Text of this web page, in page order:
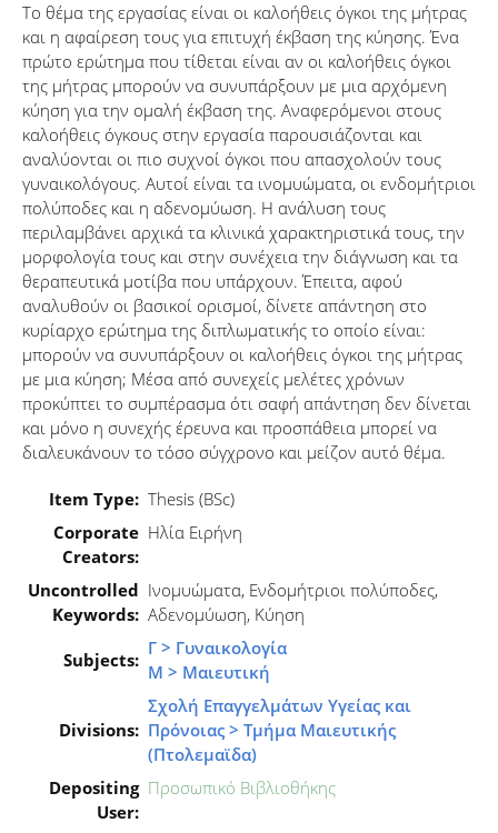
Το θέμα της εργασίας είναι οι καλοήθεις όγκοι της μήτρας
και η αφαίρεση τους για επιτυχή έκβαση της κύησης. Ένα
πρώτο ερώτημα που τίθεται είναι αν οι καλοήθεις όγκοι
της μήτρας μπορούν να συνυπάρξουν με μια αρχόμενη
κύηση για την ομαλή έκβαση της. Αναφερόμενοι στους
καλοήθεις όγκους στην εργασία παρουσιάζονται και
αναλύονται οι πιο συχνοί όγκοι που απασχολούν τους
γυναικολόγους. Αυτοί είναι τα ινομυώματα, οι ενδομήτριοι
πολύποδες και η αδενομύωση. Η ανάλυση τους
περιλαμβάνει αρχικά τα κλινικά χαρακτηριστικά τους, την
μορφολογία τους και στην συνέχεια την διάγνωση και τα
θεραπευτικά μοτίβα που υπάρχουν. Έπειτα, αφού
αναλυθούν οι βασικοί ορισμοί, δίνετε απάντηση στο
κυρίαρχο ερώτημα της διπλωματικής το οποίο είναι:
μπορούν να συνυπάρξουν οι καλοήθεις όγκοι της μήτρας
με μια κύηση; Μέσα από συνεχείς μελέτες χρόνων
προκύπτει το συμπέρασμα ότι σαφή απάντηση δεν δίνεται
και μόνο η συνεχής έρευνα και προσπάθεια μπορεί να
διαλευκάνουν το τόσο σύγχρονο και μείζον αυτό θέμα.
Item Type: Thesis (BSc)
Corporate
Creators:
Ηλία Ειρήνη
Uncontrolled
Keywords:
Ινομυώματα, Ενδομήτριοι πολύποδες,
Αδενομύωση, Κύηση
Subjects:
Γ > Γυναικολογία
Μ > Μαιευτική
Divisions:
Σχολή Επαγγελμάτων Υγείας και
Πρόνοιας > Τμήμα Μαιευτικής
(Πτολεμαϊδα)
Depositing
User:
Προσωπικό Βιβλιοθήκης